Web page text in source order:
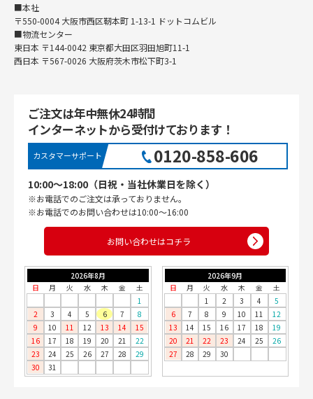
■本社
〒550-0004 大阪市西区靭本町 1-13-1 ドットコムビル
■物流センター
東日本 〒144-0042 東京都大田区羽田旭町11-1
西日本 〒567-0026 大阪府茨木市松下町3-1
ご注文は年中無休24時間
インターネットから受付けております！
カスタマーサポート 0120-858-606
10:00〜18:00（日祝・当社休業日を除く）
※お電話でのご注文は承っておりません。
※お電話でのお問い合わせは10:00〜16:00
お問い合わせはコチラ
2026年8月
日
月 火 水 木 金
土
1
2
3 4 5 6 7
8
9
10 11 12 13 14
15
16
17 18 19 20 21
22
23
24 25 26 27 28
29
30
31
2026年9月
日
月 火 水 木 金
土
1
2 3 4
5
6
7 8 9 10 11
12
13
14 15 16 17 18
19
20
21 22 23 24 25
26
27
28 29 30